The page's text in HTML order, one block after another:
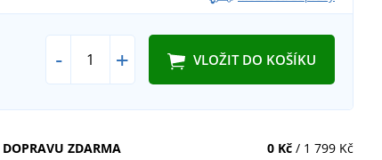
- + VLOŽIT DO KOŠÍKU
0 Kč/ 1 799 Kč
DOPRAVU ZDARMA